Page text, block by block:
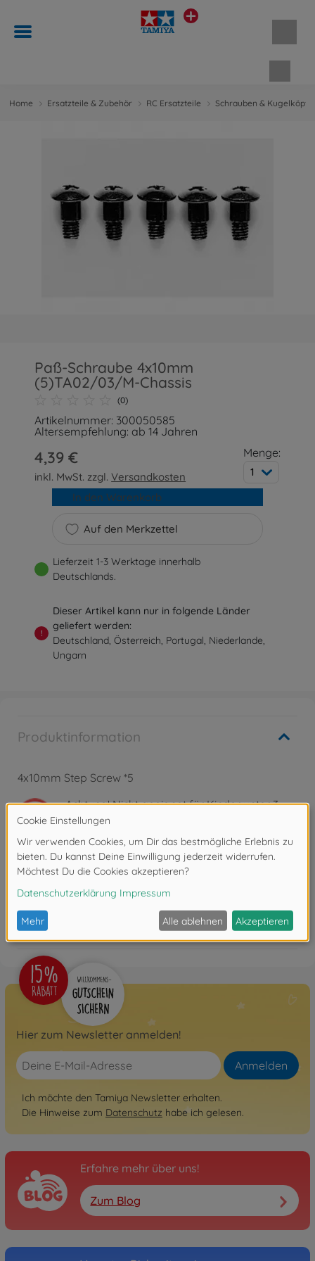
Home Ersatzteile & Zubehör RC Ersatzteile Schrauben & Kugelköpfe
Paß-Schraube 4x10mm
(5)TA02/03/M-Chassis
(0)
Artikelnummer: 300050585
Altersempfehlung: ab 14 Jahren
4,39 €
inkl. MwSt. zzgl.Versandkosten
Menge:
1
Auf den Merkzettel
In den Warenkorb
Lieferzeit 1-3 Werktage innerhalb
Deutschlands.
!
Dieser Artikel kann nur in folgende Länder
geliefert werden:
Deutschland, Österreich, Portugal, Niederlande,
Ungarn
Produktinformation
4x10mm Step Screw *5
Achtung!Nicht geeignet für Kinder unter 3
Jahren. Erstickungsgefahr durch Kleinteile.
Bewertungen
FAQ
Hier zum Newsletter anmelden!
Anmelden
Ich möchte den Tamiya Newsletter erhalten.
Die Hinweise zum Datenschutz habe ich gelesen.
Erfahre mehr über uns!
Zum Blog